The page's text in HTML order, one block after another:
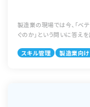
製造業の現場では今、「ベ
ぐのか」という問いに答え
の安定稼働や品質維持、
スキル管理 製造業向け